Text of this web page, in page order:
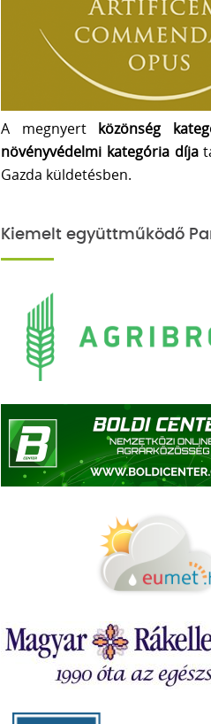
A megnyert közönség
növényvédelmi kategória díja
Gazda küldetésben.
Kiemelt együttműködő